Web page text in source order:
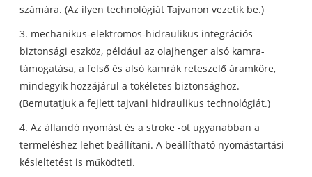
számára. (Az ilyen technológiát Tajvanon vezetik be.)
3. mechanikus-elektromos-hidraulikus integrációs
biztonsági eszköz, például az olajhenger alsó kamra-
támogatása, a felső és alsó kamrák reteszelő áramköre,
mindegyik hozzájárul a tökéletes biztonsághoz.
(Bemutatjuk a fejlett tajvani hidraulikus technológiát.)
4. Az állandó nyomást és a stroke -ot ugyanabban a
termeléshez lehet beállítani. A beállítható nyomástartási
késleltetést is működteti.